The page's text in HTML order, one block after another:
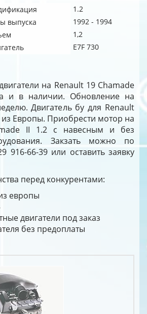
1.2
выпуска
1992 - 1994
1,2
E7F 730
на Renault 19 Chamade
и в наличии. Обновление на
Двигатель бу для Renault
из Европы. Приобрести мотор на
II 1.2 с навесным и без
Закзать можно по
916-66-39 или оставить заявку
перед конкурентами:
европы
двигатели под заказ
без предоплаты